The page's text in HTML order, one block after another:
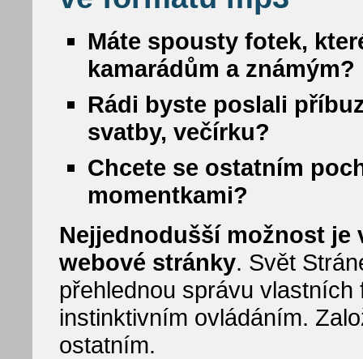
Máte spousty fotek,
kamarádům a známým?
Rádi byste poslali
svatby, večírku?
Chcete se ostatním
momentkami?
Nejjednodušší možnost
webové stránky. Svět
přehlednou správu
instinktivním ovládáním.
ostatním.